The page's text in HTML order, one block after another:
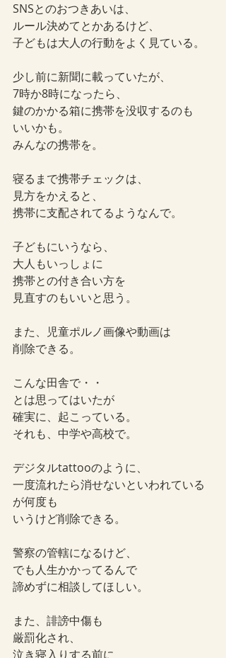
SNSとのおつきあいは、
ルール決めてとかあるけど、
子どもは大人の行動をよく見ている。
少し前に新聞に載っていたが、
7時か8時になったら、
鍵のかかる箱に携帯を没収するのも
いいかも。
みんなの携帯を。
寝るまで携帯チェックは、
見方をかえると、
携帯に支配されてるようなんで。
子どもにいうなら、
大人もいっしょに
携帯との付き合い方を
見直すのもいいと思う。
また、児童ポルノ画像や動画は
削除できる。
こんな田舎で・・
とは思ってはいたが
確実に、起こっている。
それも、中学や高校で。
デジタルtattooのように、
一度流れたら消せないといわれている
が何度も
いうけど削除できる。
警察の管轄になるけど、
でも人生かかってるんで
諦めずに相談してほしい。
また、誹謗中傷も
厳罰化され、
泣き寝入りする前に